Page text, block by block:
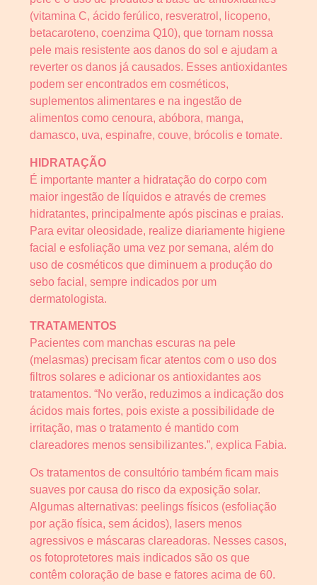
(vitamina C, ácido ferúlico, resveratrol, licopeno,
betacaroteno, coenzima Q10), que tornam nossa
pele mais resistente aos danos do sol e ajudam a
reverter os danos já causados. Esses antioxidantes
podem ser encontrados em cosméticos,
suplementos alimentares e na ingestão de
alimentos como cenoura, abóbora, manga,
damasco, uva, espinafre, couve, brócolis e tomate.
HIDRATAÇÃO
É importante manter a hidratação do corpo com
maior ingestão de líquidos e através de cremes
hidratantes, principalmente após piscinas e praias.
Para evitar oleosidade, realize diariamente higiene
facial e esfoliação uma vez por semana, além do
uso de cosméticos que diminuem a produção do
sebo facial, sempre indicados por um
dermatologista.
TRATAMENTOS
Pacientes com manchas escuras na pele
(melasmas) precisam ficar atentos com o uso dos
filtros solares e adicionar os antioxidantes aos
tratamentos. “No verão, reduzimos a indicação dos
ácidos mais fortes, pois existe a possibilidade de
irritação, mas o tratamento é mantido com
clareadores menos sensibilizantes.”, explica Fabia.
Os tratamentos de consultório também ficam mais
suaves por causa do risco da exposição solar.
Algumas alternativas: peelings físicos (esfoliação
por ação física, sem ácidos), lasers menos
agressivos e máscaras clareadoras. Nesses casos,
os fotoprotetores mais indicados são os que
contêm coloração de base e fatores acima de 60.